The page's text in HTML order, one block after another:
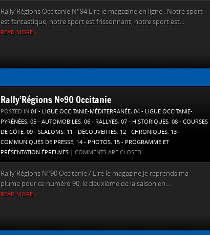
Rally’Régions Occitanie N°94 Lire le magazine en ligne : Notre sport
est fantastique, notre sport est frissonnant, notre sport est...
READ MORE »
Rally’Régions N°90 Occitanie
POSTED IN 01 - LIGUE OCCITANIE-MÉDITERRANÉE, 04 - LIGUE OCCITANIE-
PYRÉNÉES, 05 - AUTOMOBILES, 06 - RALLYES, 07 - HISTORIQUES, 08 - COURSES
DE CÔTE, 09 - SLALOMS, 11 - DÉCOUVERTES, 12 - CHRONIQUES, 13 -
COMMUNIQUÉS DE PRESSE, 14 - PHOTOS, 15 - PROGRAMME ET
PRÉSENTATION ÉPREUVES | COMMENTS ARE CLOSED
Rally’Régions N°90 Occitanie / Lire le magazine Je reprends ma
plume pour ce numéro 90, le deuxième de la saison en...
READ MORE »